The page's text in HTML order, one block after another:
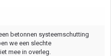
betonnen systeemschutting
we een slechte
mee in overleg.